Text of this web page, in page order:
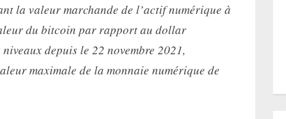
la valeur marchande de l’actif numérique à
du bitcoin par rapport au dollar
depuis le 22 novembre 2021,
maximale de la monnaie numérique de